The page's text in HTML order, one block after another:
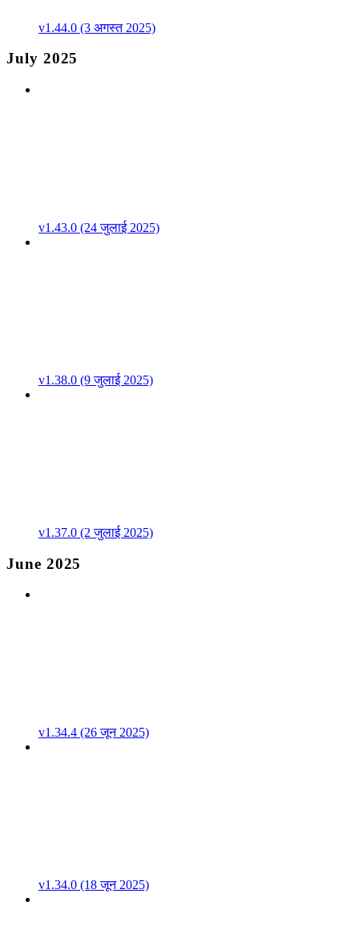
v1.44.0 (3 अगस्त 2025)
July 2025
v1.43.0 (24 जुलाई 2025)
v1.38.0 (9 जुलाई 2025)
v1.37.0 (2 जुलाई 2025)
June 2025
v1.34.4 (26 जून 2025)
v1.34.0 (18 जून 2025)